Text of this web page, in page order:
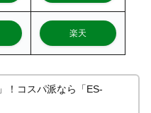
楽天
」！コスパ派なら「ES-